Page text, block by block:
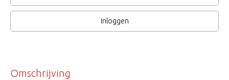
Inloggen
Omschrijving